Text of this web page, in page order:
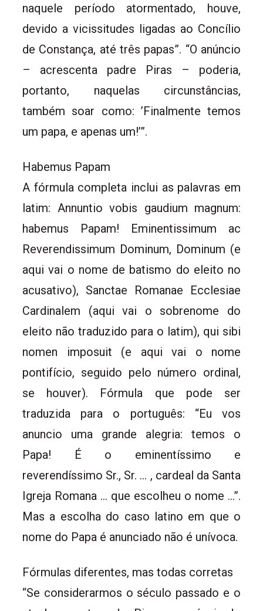
naquele período atormentado, houve,
devido a vicissitudes ligadas ao Concílio
de Constança, até três papas”. “O anúncio
– acrescenta padre Piras – poderia,
portanto, naquelas circunstâncias,
também soar como: ’Finalmente temos
um papa, e apenas um!’”.
Habemus Papam
A fórmula completa inclui as palavras em
latim: Annuntio vobis gaudium magnum:
habemus Papam! Eminentissimum ac
Reverendissimum Dominum, Dominum (e
aqui vai o nome de batismo do eleito no
acusativo), Sanctae Romanae Ecclesiae
Cardinalem (aqui vai o sobrenome do
eleito não traduzido para o latim), qui sibi
nomen imposuit (e aqui vai o nome
pontifício, seguido pelo número ordinal,
se houver). Fórmula que pode ser
traduzida para o português: “Eu vos
anuncio uma grande alegria: temos o
Papa! É o eminentíssimo e
reverendíssimo Sr., Sr. … , cardeal da Santa
Igreja Romana … que escolheu o nome …”.
Mas a escolha do caso latino em que o
nome do Papa é anunciado não é unívoca.
Fórmulas diferentes, mas todas corretas
“Se considerarmos o século passado e o